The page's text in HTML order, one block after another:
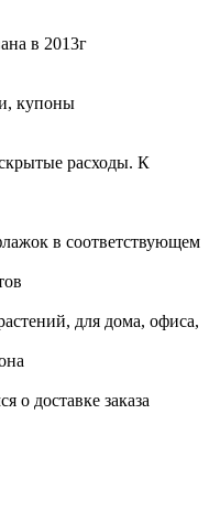
в 2013г
купоны
расходы. К
в соответствующем
для дома, офиса,
о доставке заказа